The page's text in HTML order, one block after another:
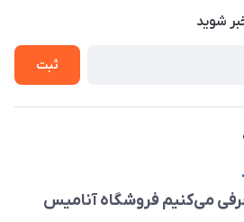
شوید
ثبت
می‌کنیم فروشگاه آنامیس